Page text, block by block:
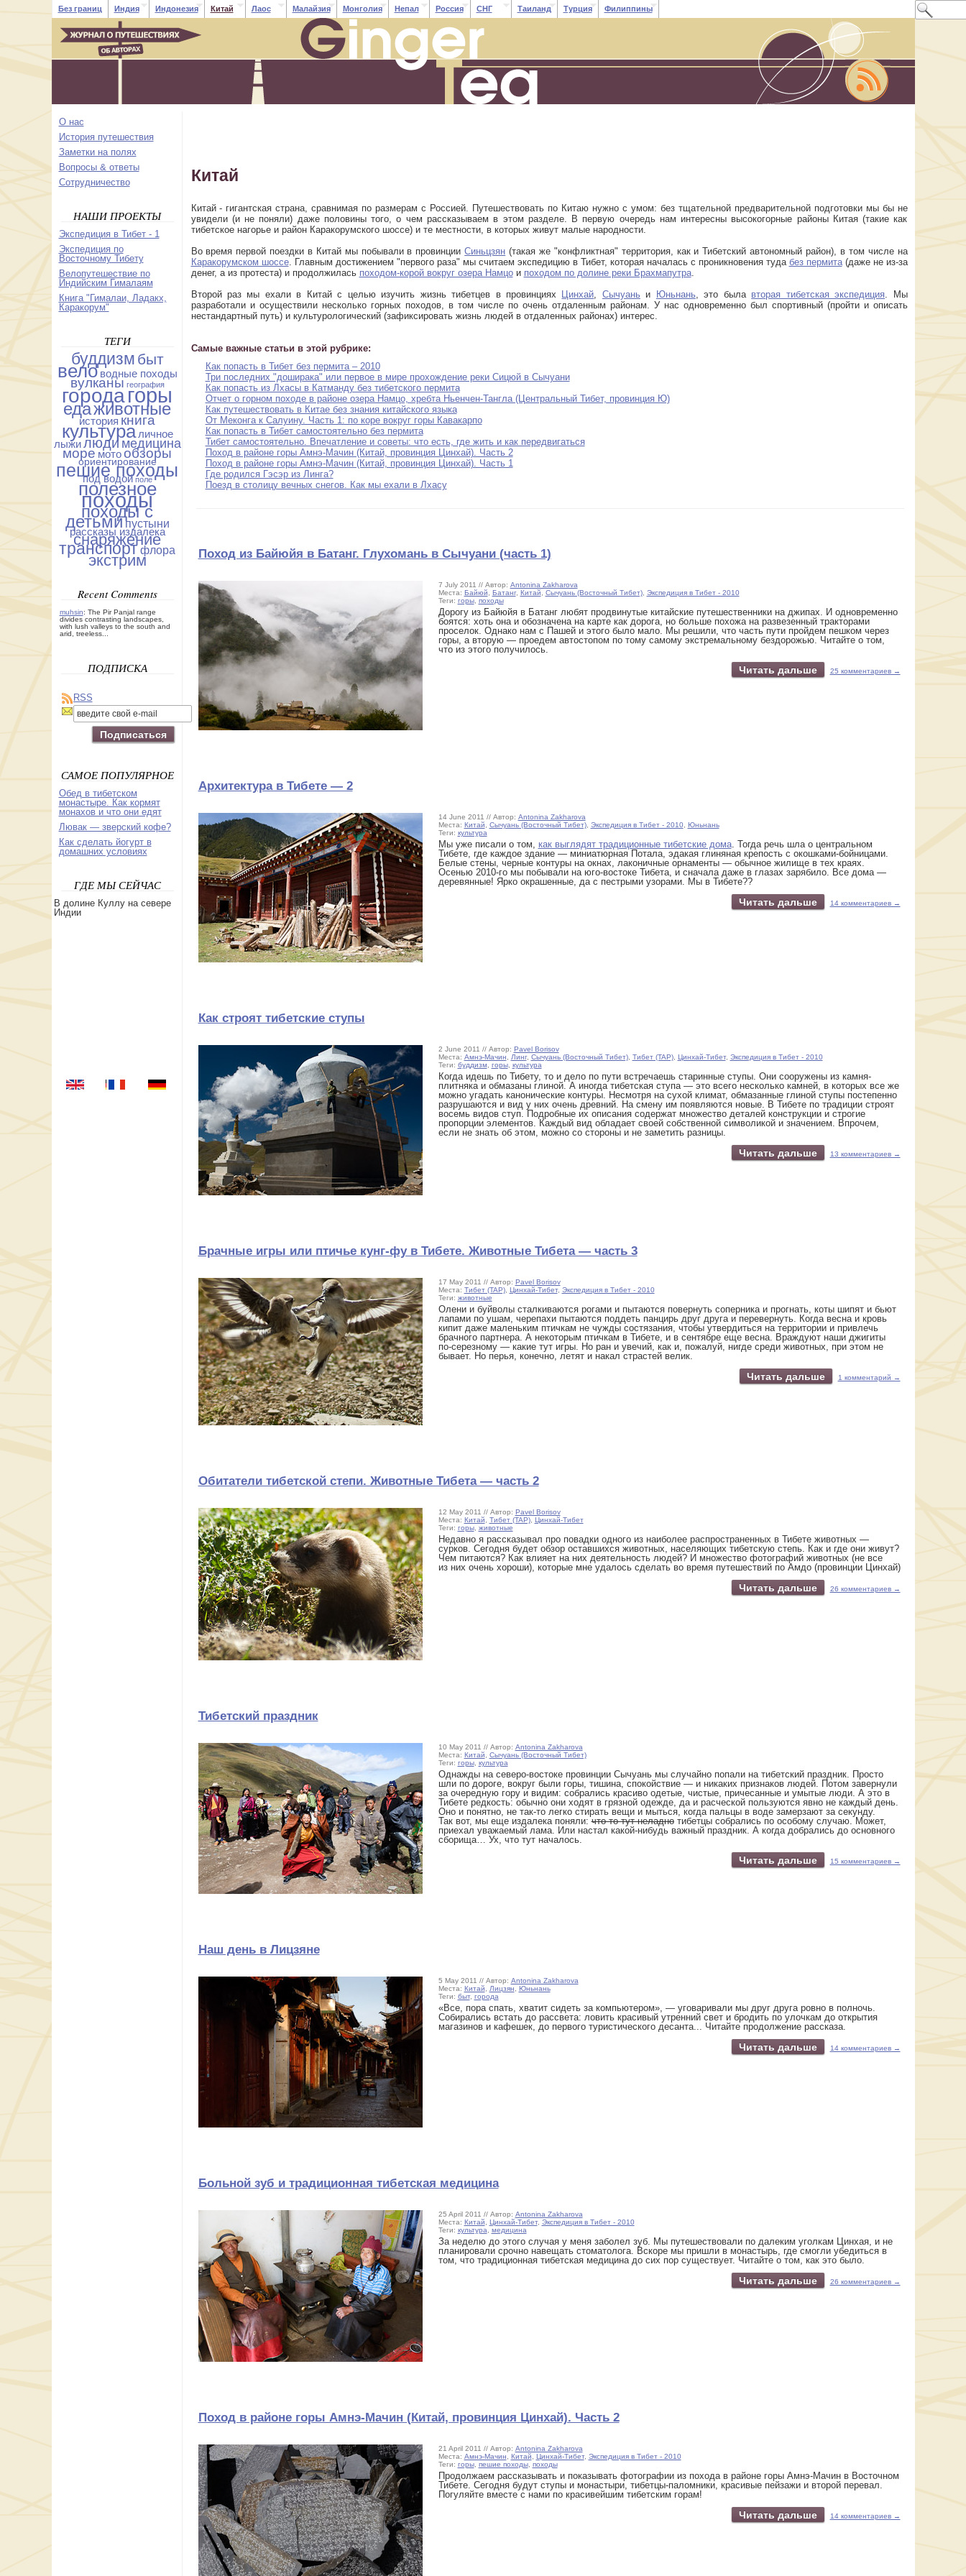
Без границ Индия Индонезия Китай Лаос Малайзия Монголия Непал Россия СНГ Таиланд Турция Филиппины
Китай
Китай - гигантская страна, сравнимая по размерам с Россией. Путешествовать по Китаю нужно с умом: без тщательной предварительной подготовки мы бы не
увидели (и не поняли) даже половины того, о чем рассказываем в этом разделе. В первую очередь нам интересны высокогорные районы Китая (такие как
тибетское нагорье и район Каракорумского шоссе) и те местности, в которых живут малые народности.
Во время первой поездки в Китай мы побывали в провинцииСиньцзян (такая же "конфликтная" территория, как и Тибетский автономный район), в том числе на
Каракорумском шоссе. Главным достижением "первого раза" мы считаем экспедицию в Тибет, которая началась с проникновения туда без пермита(даже не из-за
денег, а из протеста) и продолжилась походом-корой вокруг озера Намцои походом по долине реки Брахмапутра.
Второй раз мы ехали в Китай с целью изучить жизнь тибетцев в провинциях
Цинхай, Сычуань и Юньнань, это была вторая тибетская экспедиция. Мы
разработали и осуществили несколько горных походов, в том числе по очень отдаленным районам. У нас одновременно был спортивный (пройти и описать
нестандартный путь) и культурологический (зафиксировать жизнь людей в отдаленных районах) интерес.
Самые важные статьи в этой рубрике:
Как попасть в Тибет без пермита – 2010
Три последних "доширака" или первое в мире прохождение реки Сицюй в Сычуани
Как попасть из Лхасы в Катманду без тибетского пермита
Отчет о горном походе в районе озера Намцо, хребта Ньенчен-Тангла (Центральный Тибет, провинция Ю)
Как путешествовать в Китае без знания китайского языка
От Меконга к Салуину. Часть 1: по коре вокруг горы Кавакарпо
Как попасть в Тибет самостоятельно без пермита
Тибет самостоятельно. Впечатление и советы: что есть, где жить и как передвигаться
Поход в районе горы Амнэ-Мачин (Китай, провинция Цинхай). Часть 2
Поход в районе горы Амнэ-Мачин (Китай, провинция Цинхай). Часть 1
Где родился Гэсэр из Линга?
Поезд в столицу вечных снегов. Как мы ехали в Лхасу
Поход из Байюйя в Батанг. Глухомань в Сычуани (часть 1)
7 July 2011 // Автор: Antonina Zakharova
Места: Байюй Батанг, Китай Сычуань (Восточный Тибет), Экспедиция в Тибет - 2010
Теги: горы, походы
Дорогу из Байюйя в Батанг любят продвинутые китайские путешественники на джипах. И одновременно
боятся: хоть она и обозначена на карте как дорога, но больше похожа на развезенный тракторами
проселок. Однако нам с Пашей и этого было мало. Мы решили, что часть пути пройдем пешком через
горы, а вторую — проедем автостопом по тому самому экстремальному бездорожью. Читайте о том,
что из этого получилось.
Читать дальше 25 комментариев →
Архитектура в Тибете — 2
14 June 2011 // Автор: Antonina Zakharova
Места: Китай Сычуань (Восточный Тибет), Экспедиция в Тибет - 2010, Юньнань
Теги: культура
Мы уже писали о том, как выглядят традиционные тибетские дома. Тогда речь шла о центральном
Тибете, где каждое здание — миниатюрная Потала, эдакая глиняная крепость с окошками-бойницами.
Белые стены, черные контуры на окнах, лаконичные орнаменты — обычное жилище в тех краях.
Осенью 2010-го мы побывали на юго-востоке Тибета, и сначала даже в глазах зарябило. Все дома —
деревянные! Ярко окрашенные, да с пестрыми узорами. Мы в Тибете??
Читать дальше 14 комментариев →
Как строят тибетские ступы
2 June 2011 // Автор: Pavel Borisov
Места: Амнэ-Мачин Линг, Сычуань (Восточный Тибет), Тибет (TAP), Цинхай-Тибет, Экспедиция в Тибет - 2010
Теги: буддизм, горы, культура
Когда идешь по Тибету, то и дело по пути встречаешь старинные ступы. Они сооружены из камня-
плитняка и обмазаны глиной. А иногда тибетская ступа — это всего несколько камней, в которых все же
можно угадать канонические контуры. Несмотря на сухой климат, обмазанные глиной ступы постепенно
разрушаются и вид у них очень древний. На смену им появляются новые. В Тибете по традиции строят
восемь видов ступ. Подробные их описания содержат множество деталей конструкции и строгие
пропорции элементов. Каждый вид обладает своей собственной символикой и значением. Впрочем,
если не знать об этом, можно со стороны и не заметить разницы.
Читать дальше 13 комментариев →
Брачные игры или птичье кунг-фу в Тибете. Животные Тибета — часть 3
17 May 2011 // Автор: Pavel Borisov
Места: Тибет (TAP), Цинхай-Тибет, Экспедиция в Тибет - 2010
Теги: животные
Олени и буйволы сталкиваются рогами и пытаются повернуть соперника и прогнать, коты шипят и бьют
лапами по ушам, черепахи пытаются поддеть панцирь друг друга и перевернуть. Когда весна и кровь
кипит даже маленьким птичкам не чужды состязания, чтобы утвердиться на территории и привлечь
брачного партнера. А некоторым птичкам в Тибете, и в сентябре еще весна. Враждуют наши джигиты
по-серезному — какие тут игры. Но ран и увечий, как и, пожалуй, нигде среди животных, при этом не
бывает. Но перья, конечно, летят и накал страстей велик.
Читать дальше 1 комментарий →
Обитатели тибетской степи. Животные Тибета — часть 2
12 May 2011 // Автор: Pavel Borisov
Места: Китай Тибет (TAP), Цинхай-Тибет
Теги: горы, животные
Недавно я рассказывал про повадки одного из наиболее распространенных в Тибете животных —
сурков. Сегодня будет обзор оставшихся животных, населяющих тибетскую степь. Как и где они живут?
Чем питаются? Как влияет на них деятельность людей? И множество фотографий животных (не все
из них очень хороши), которые мне удалось сделать во время путешествий по Амдо (провинции Цинхай)
Читать дальше 26 комментариев →
Тибетский праздник
10 May 2011 // Автор: Antonina Zakharova
Места: Китай
Сычуань (Восточный Тибет)
Теги: горы, культура
Однажды на северо-востоке провинции Сычуань мы случайно попали на тибетский праздник. Просто
шли по дороге, вокруг были горы, тишина, спокойствие — и никаких признаков людей. Потом завернули
за очередную гору и видим: собрались красиво одетые, чистые, причесанные и умытые люди. А это в
Тибете редкость: обычно они ходят в грязной одежде, да и расческой пользуются явно не каждый день.
Оно и понятно, не так-толегко стирать вещи и мыться, когда пальцы в воде замерзают за секунду.
Так вот, мы еще издалека поняли:что-тотут неладнотибетцы собрались по особому случаю. Может,
приехал уважаемый лама. Или настал какой-нибудьважный праздник. А когда добрались до основного
сборища… Ух, что тут началось.
Читать дальше 15 комментариев →
Наш день в Лицзяне
5 May 2011 // Автор: Antonina Zakharova
Места: Китай Лицзян
Юньнань
Теги: быт, города
«Все, пора спать, хватит сидеть за компьютером», — уговаривали мы друг друга ровно в полночь.
Собирались встать до рассвета: ловить красивый утренний свет и бродить по улочкам до открытия
магазинов и кафешек, до первого туристического десанта... Читайте продолжение рассказа.
Читать дальше 14 комментариев →
Больной зуб и традиционная тибетская медицина
25 April 2011 // Автор: Antonina Zakharova
Места: Китай Цинхай-Тибет, Экспедиция в Тибет - 2010
Теги: культура медицина
За неделю до этого случая у меня заболел зуб. Мы путешествовали по далеким уголкам Цинхая, и не
планировали срочно навещать стоматолога. Вскоре мы пришли в монастырь, где смогли убедиться в
том, что традиционная тибетская медицина до сих пор существует. Читайте о том, как это было.
Читать дальше 26 комментариев →
Поход в районе горы Амнэ-Мачин (Китай, провинция Цинхай). Часть 2
21 April 2011 // Автор: Antonina Zakharova
Места: Амнэ-Мачин Китай Цинхай-Тибет, Экспедиция в Тибет - 2010
Теги: горы, пешие походы, походы
Продолжаем рассказывать и показывать фотографии из похода в районе горы Амнэ-Мачин в Восточном
Тибете. Сегодня будут ступы и монастыри, тибетцы-паломники, красивые пейзажи и второй перевал.
Погуляйте вместе с нами по красивейшим тибетским горам!
Читать дальше 14 комментариев →
О нас
История путешествия
Заметки на полях
Вопросы & ответы
Cотрудничество
НАШИ ПРОЕКТЫ
Экспедиция в Тибет - 1
Экспедиция по
Восточному Тибету
Велопутешествие по
Индийским Гималаям
Книга "Гималаи, Ладакх,
Каракорум"
ТЕГИ
буддизм быт
вело водные походы
вулканы география
городагоры
едаживотные
история книга
культура личное
лыжи люди медицина
море мотообзоры
ориентирование
пешие походы
под водой поле
полезное
походы
походы с
детьми пустыни
рассказы издалека
снаряжение
транспортфлора
экстрим
Recent Comments
muhsin: The Pir Panjal range
divides contrasting landscapes,
with lush valleys to the south and
arid, treeless...
ПОДПИСКА
RSS
САМОЕ ПОПУЛЯРНОЕ
Обед в тибетском
монастыре. Как кормят
монахов и что они едят
Лювак — зверский кофе?
Как сделать йогурт в
домашних условиях
ГДЕ МЫ СЕЙЧАС
В долине Куллу на севере
Индии